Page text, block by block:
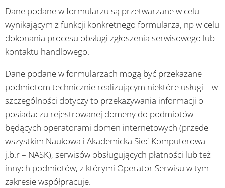
Dane podane w formularzu są przetwarzane w celu
wynikającym z funkcji konkretnego formularza, np w celu
dokonania procesu obsługi zgłoszenia serwisowego lub
kontaktu handlowego.
Dane podane w formularzach mogą być przekazane
podmiotom technicznie realizującym niektóre usługi – w
szczególności dotyczy to przekazywania informacji o
posiadaczu rejestrowanej domeny do podmiotów
będących operatorami domen internetowych (przede
wszystkim Naukowa i Akademicka Sieć Komputerowa
j.b.r – NASK), serwisów obsługujących płatności lub też
innych podmiotów, z którymi Operator Serwisu w tym
zakresie współpracuje.